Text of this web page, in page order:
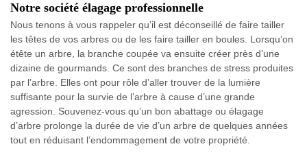
Notre société élagage professionnelle
Nous tenons à vous rappeler qu’il est déconseillé de faire tailler
les têtes de vos arbres ou de les faire tailler en boules. Lorsqu’on
étête un arbre, la branche coupée va ensuite créer près d’une
dizaine de gourmands. Ce sont des branches de stress produites
par l’arbre. Elles ont pour rôle d’aller trouver de la lumière
suffisante pour la survie de l’arbre à cause d’une grande
agression. Souvenez-vous qu’un bon abattage ou élagage
d’arbre prolonge la durée de vie d’un arbre de quelques années
tout en réduisant l’endommagement de votre propriété.